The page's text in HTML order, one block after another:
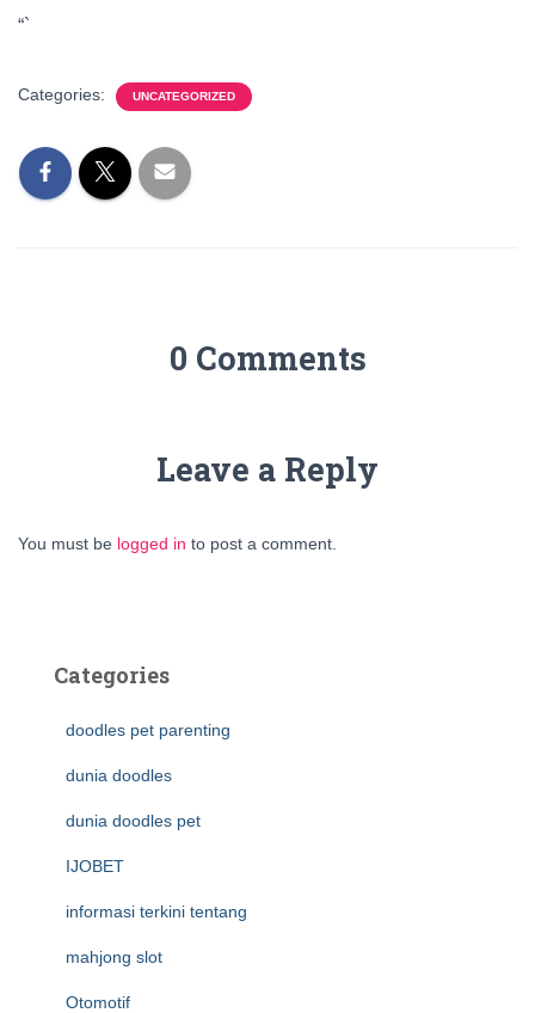
“`
Categories: UNCATEGORIZED
0 Comments
Leave a Reply
You must be logged in to post a comment.
Categories
doodles pet parenting
dunia doodles
dunia doodles pet
IJOBET
informasi terkini tentang
mahjong slot
Otomotif